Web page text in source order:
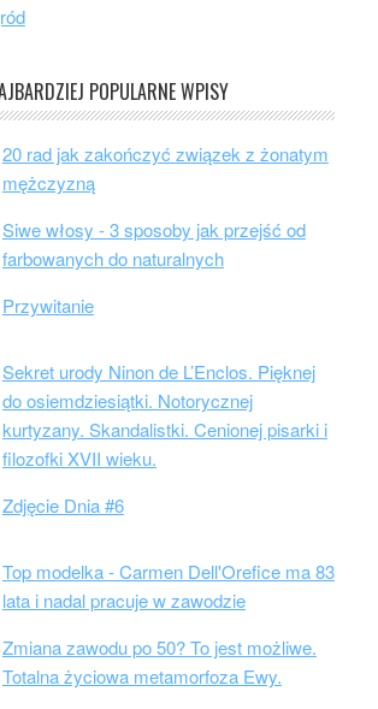
POPULARNE WPISY
20 rad jak zakończyć związek z żonatym
mężczyzną
Siwe włosy - 3 sposoby jak przejść od
farbowanych do naturalnych
Przywitanie
Sekret urody Ninon de L’Enclos. Pięknej
do osiemdziesiątki. Notorycznej
kurtyzany. Skandalistki. Cenionej pisarki i
filozofki XVII wieku.
Zdjęcie Dnia #6
Top modelka - Carmen Dell'Orefice ma 83
lata i nadal pracuje w zawodzie
Zmiana zawodu po 50? To jest możliwe.
Totalna życiowa metamorfoza Ewy.